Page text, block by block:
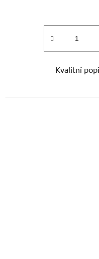
Kvalitní